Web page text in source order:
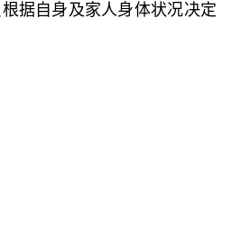
据自身及家人身体状况决定